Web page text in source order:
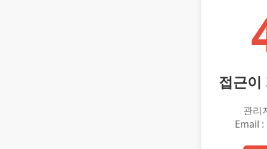
접근이
관리
Email